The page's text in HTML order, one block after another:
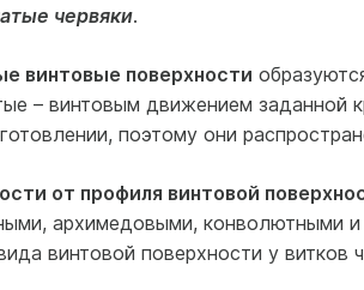
червяки.
винтовые поверхности
– винтовым движением заданной
поэтому они
от профиля винтовой
архимедовыми, конволютными
винтовой поверхности у витков